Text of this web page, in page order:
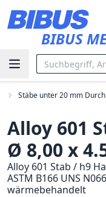
BIBUS
Stäbe unter 20 mm
Alloy 601
Ø 8,00 x
Alloy 601 Stab / h9
ASTM B166 UNS
wärmebehandelt